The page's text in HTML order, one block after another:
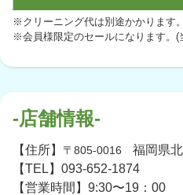
※クリーニング代は別途かかります。
※会員様限定のセールになります。(
-店舗情報-
【住所】 〒805-0016
福岡県
【TEL】093-652-1874
【営業時間】9:30〜19：00